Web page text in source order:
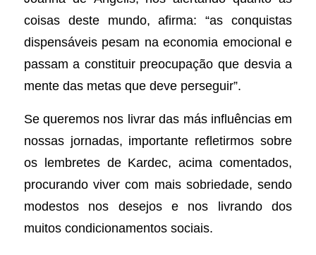
coisas deste mundo, afirma: “as conquistas
dispensáveis pesam na economia emocional e
passam a constituir preocupação que desvia a
mente das metas que deve perseguir”.
Se queremos nos livrar das más influências em
nossas jornadas, importante refletirmos sobre
os lembretes de Kardec, acima comentados,
procurando viver com mais sobriedade, sendo
modestos nos desejos e nos livrando dos
muitos condicionamentos sociais.